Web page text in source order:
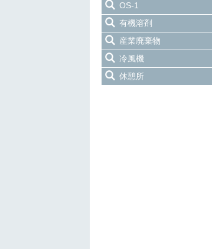
OS-1
有機溶剤
産業廃棄物
冷風機
休憩所